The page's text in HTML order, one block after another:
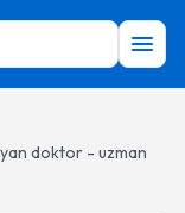
doktor - uzman